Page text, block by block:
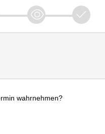
wahrnehmen?